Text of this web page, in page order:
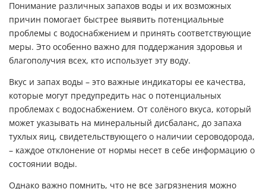
Понимание различных запахов воды и их возможных
причин помогает быстрее выявить потенциальные
проблемы с водоснабжением и принять соответствующие
меры. Это особенно важно для поддержания здоровья и
благополучия всех, кто использует эту воду.
Вкус и запах воды – это важные индикаторы ее качества,
которые могут предупредить нас о потенциальных
проблемах с водоснабжением. От солёного вкуса, который
может указывать на минеральный дисбаланс, до запаха
тухлых яиц, свидетельствующего о наличии сероводорода,
– каждое отклонение от нормы несет в себе информацию о
состоянии воды.
Однако важно помнить, что не все загрязнения можно